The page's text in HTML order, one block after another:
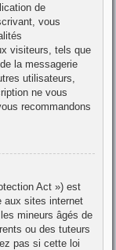
de
vous
visiteurs, tels que
la messagerie
utilisateurs,
ne vous
recommandons
Act ») est
aux sites internet
mineurs âgés de
ou des tuteurs
pas si cette loi